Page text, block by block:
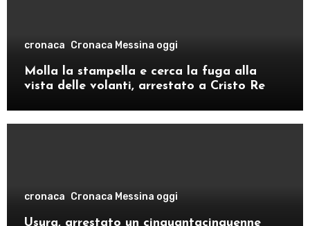
cronaca Cronaca Messina oggi
Molla la stampella e cerca la fuga alla
vista delle volanti, arrestato a Cristo Re
cronaca Cronaca Messina oggi
Usura, arrestato un cinquantacinquenne